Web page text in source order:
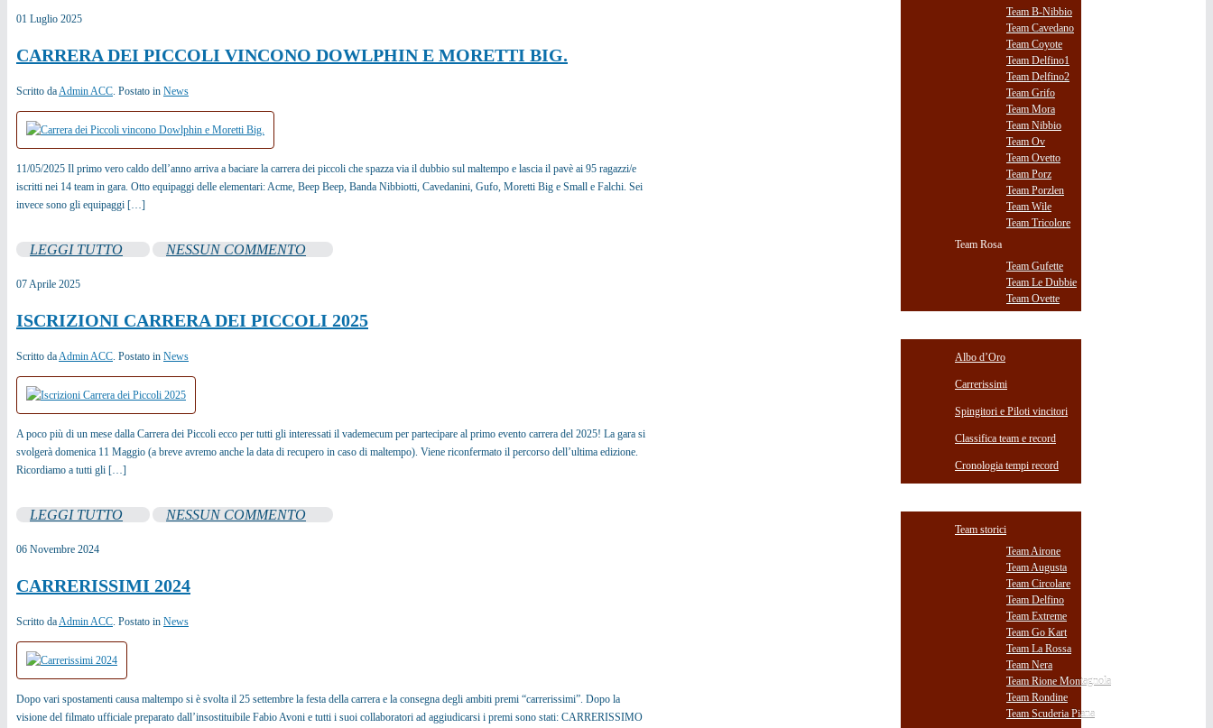
Team B-Nibbio
Team Cavedano
Team Coyote
Team Delfino1
Team Delfino2
Team Grifo
Team Mora
Team Nibbio
Team Ov
Team Ovetto
Team Porz
Team Porzlen
Team Wile
Team Tricolore
Team Rosa
Team Gufette
Team Le Dubbie
Team Ovette
Albo d’Oro
Carrerissimi
Spingitori e Piloti vincitori
Classifica team e record
Cronologia tempi record
Team storici
Team Airone
Team Augusta
Team Circolare
Team Delfino
Team Extreme
Team Go Kart
Team La Rossa
Team Nera
Team Rione Montagnola
Team Rondine
Team Scuderia Piana
01 Luglio 2025
CARRERA DEI PICCOLI VINCONO DOWLPHIN E MORETTI BIG.
Scritto daAdmin ACC. Postato in News
11/05/2025 Il primo vero caldo dell’anno arriva a baciare la carrera dei piccoli che spazza via il dubbio sul maltempo e lascia il pavè ai 95 ragazzi/e
iscritti nei 14 team in gara. Otto equipaggi delle elementari: Acme, Beep Beep, Banda Nibbiotti, Cavedanini, Gufo, Moretti Big e Small e Falchi. Sei
invece sono gli equipaggi […]
LEGGI TUTTO NESSUN COMMENTO
07Aprile 2025
ISCRIZIONI CARRERA DEI PICCOLI 2025
Scritto daAdmin ACC. Postato in News
A poco più di un mese dalla Carrera dei Piccoli ecco per tutti gli interessati il vademecum per partecipare al primo evento carrera del 2025! La gara si
svolgerà domenica 11 Maggio (a breve avremo anche la data di recupero in caso di maltempo). Viene riconfermato il percorso dell’ultima edizione.
Ricordiamo a tutti gli […]
LEGGI TUTTO NESSUN COMMENTO
06 Novembre 2024
CARRERISSIMI 2024
Scritto daAdmin ACC. Postato in News
Dopo vari spostamenti causa maltempo si è svolta il 25 settembre la festa della carrera e la consegna degli ambiti premi “carrerissimi”. Dopo la
visione del filmato ufficiale preparato dall’insostituibile Fabio Avoni e tutti i suoi collaboratori ad aggiudicarsi i premi sono stati: CARRERISSIMO